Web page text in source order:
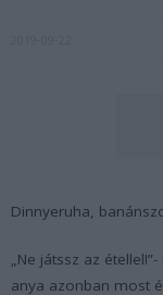
Dinnyeruha,
„Ne játssz az
anya azonban most